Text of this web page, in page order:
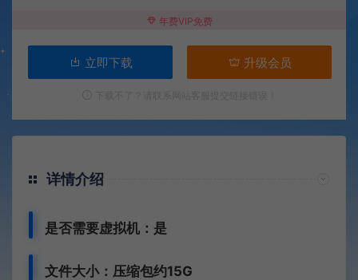
年费VIP免费
立即下载 升级会员
详情介绍
是否需要虚拟机：是
文件大小：压缩包约15G